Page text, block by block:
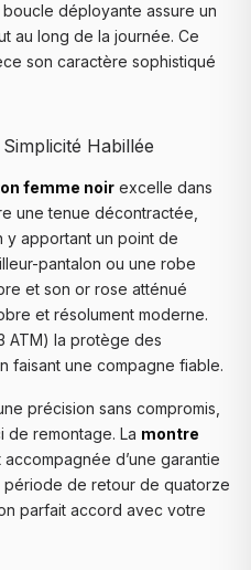
déployante assure un
au long de la journée. Ce
son caractère sophistiqué
Habillée
femme noir excelle dans
une tenue décontractée,
y apportant un point de
pantalon ou une robe
et son or rose atténué
et résolument moderne.
ATM) la protège des
faisant une compagne fiable.
précision sans compromis,
de remontage. La montre
accompagnée d’une garantie
période de retour de quatorze
parfait accord avec votre